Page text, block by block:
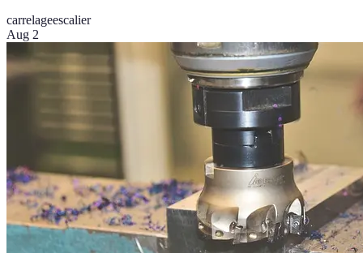
carrelageescalier
Aug 2